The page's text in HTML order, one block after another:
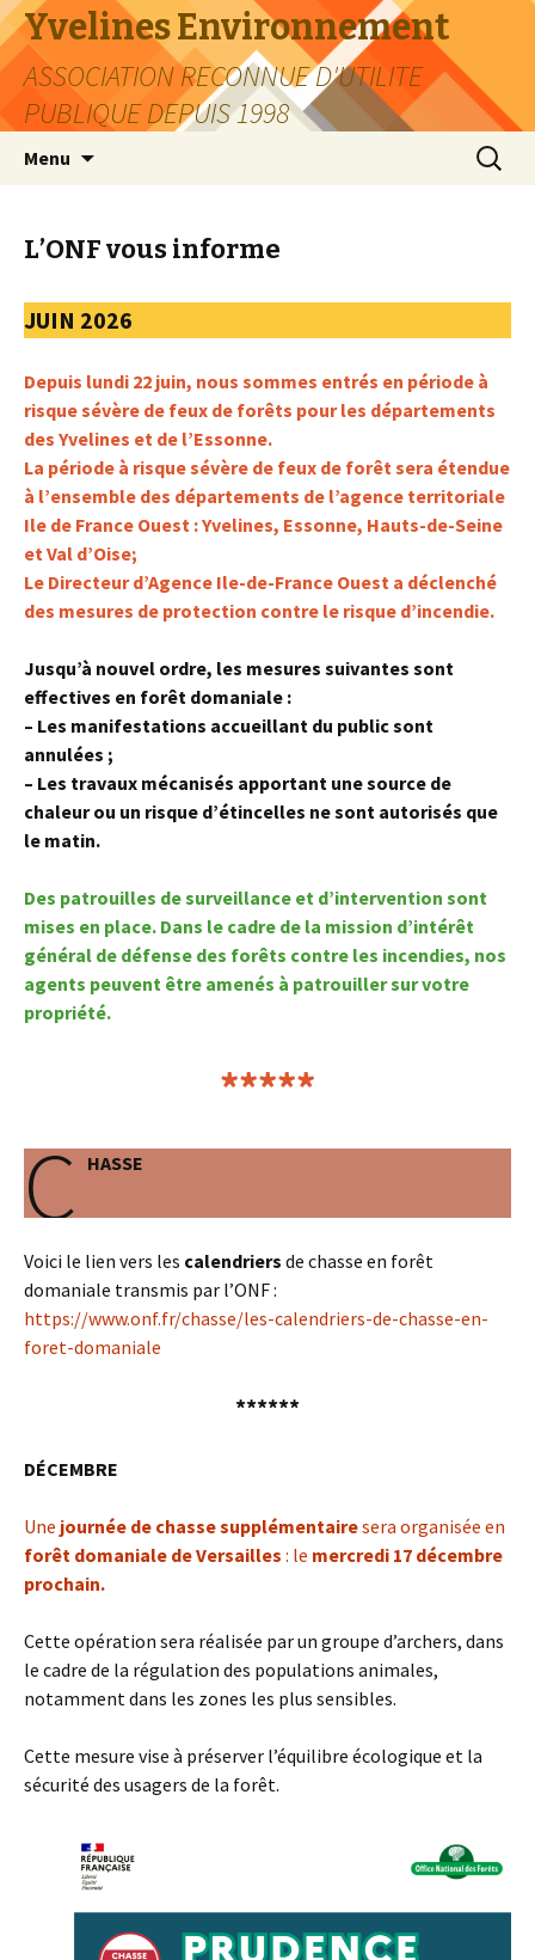
Yvelines Environnement
ASSOCIATION RECONNUE D'UTILITE
PUBLIQUE DEPUIS 1998
Menu
L’ONF vous informe
JUIN 2026
Depuis lundi 22 juin, nous sommes entrés en période à
risque sévère de feux de forêts pour les départements
des Yvelines et de l’Essonne.
La période à risque sévère de feux de forêt sera étendue
à l’ensemble des départements de l’agence territoriale
Ile de France Ouest : Yvelines, Essonne, Hauts-de-Seine
et Val d’Oise;
Le Directeur d’Agence Ile-de-France Ouest a déclenché
des mesures de protection contre le risque d’incendie.
Jusqu’à nouvel ordre, les mesures suivantes sont
effectives en forêt domaniale :
– Les manifestations accueillant du public sont
annulées ;
– Les travaux mécanisés apportant une source de
chaleur ou un risque d’étincelles ne sont autorisés que
le matin.
Des patrouilles de surveillance et d’intervention sont
mises en place. Dans le cadre de la mission d’intérêt
général de défense des forêts contre les incendies, nos
agents peuvent être amenés à patrouiller sur votre
propriété.
*****
C HASSE
Voici le lien vers les calendriers de chasse en forêt
domaniale transmis par l’ONF :
https://www.onf.fr/chasse/les-calendriers-de-chasse-en-
foret-domaniale
******
DÉCEMBRE
Une journée de chasse supplémentairesera organisée en
forêt domaniale de Versailles : le mercredi 17 décembre
prochain.
Cette opération sera réalisée par un groupe d’archers, dans
le cadre de la régulation des populations animales,
notamment dans les zones les plus sensibles.
Cette mesure vise à préserver l’équilibre écologique et la
sécurité des usagers de la forêt.